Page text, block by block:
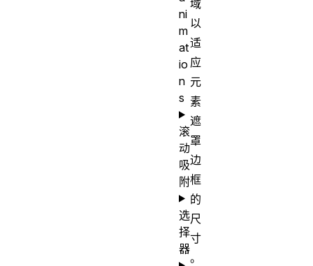
域
以
适
应
元
素
遮
罩
边
框
的
尺
寸
。
ni
m
at
io
n
s
滚
动
吸
附
选
择
器